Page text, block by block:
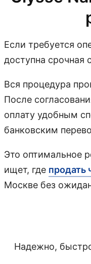
Если требуется
доступна срочная
Вся процедура
После
оплату удобным
банковским
Это оптимальное
ищет, где продать
Москве без
Надежно,